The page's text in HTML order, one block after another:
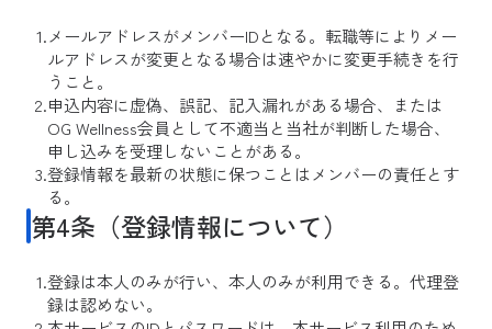
メールアドレスがメンバーIDとなる。転職等によりメー
ルアドレスが変更となる場合は速やかに変更手続きを行
うこと。
申込内容に虚偽、誤記、記入漏れがある場合、または
OG Wellness会員として不適当と当社が判断した場合、
申し込みを受理しないことがある。
登録情報を最新の状態に保つことはメンバーの責任とす
る。
第4条（登録情報について）
登録は本人のみが行い、本人のみが利用できる。代理登
録は認めない。